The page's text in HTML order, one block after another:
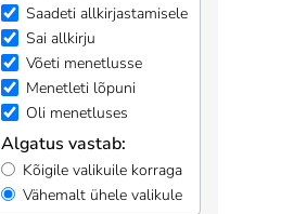
Saadeti allkirjastamisele
Sai allkirju
Võeti menetlusse
Menetleti lõpuni
Oli menetluses
Algatus vastab:
Kõigile valikuile korraga
Vähemalt ühele valikule